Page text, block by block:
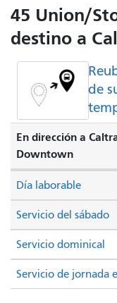
45 Union/
destino a
de
En dirección a
Downtown
Servicio del sábado
Servicio dominical
Día laborable
Servicio de jornada